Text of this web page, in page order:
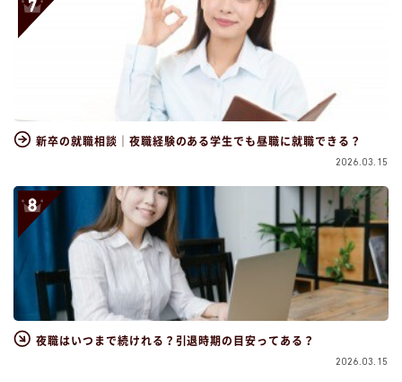
新卒の就職相談｜夜職経験のある学生でも昼職に就職できる？
2026.03.15
夜職はいつまで続けれる？引退時期の目安ってある？
2026.03.15